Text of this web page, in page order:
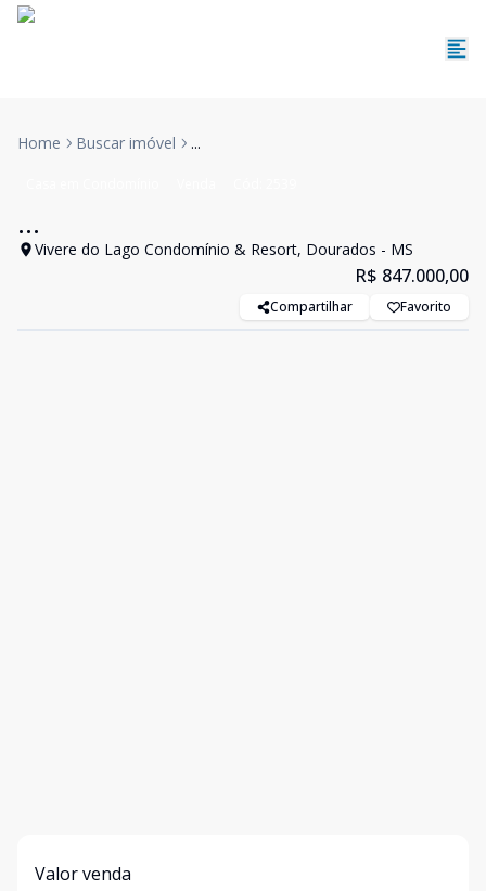
Home Buscar imóvel ...
...
Vivere do Lago Condomínio & Resort, Dourados - MS
R$ 847.000,00
Compartilhar Favorito
Valor venda